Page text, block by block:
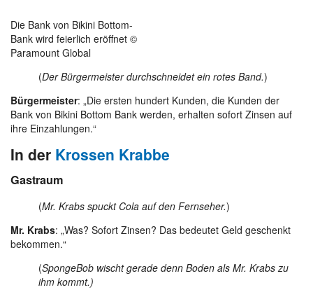
Die Bank von Bikini Bottom-
Bank wird feierlich eröffnet ©
Paramount Global
(Der Bürgermeister durchschneidet ein rotes Band.)
Bürgermeister: „Die ersten hundert Kunden, die Kunden der
Bank von Bikini Bottom Bank werden, erhalten sofort Zinsen auf
ihre Einzahlungen.“
In der Krossen Krabbe
Gastraum
(Mr. Krabs spuckt Cola auf den Fernseher.)
Mr. Krabs: „Was? Sofort Zinsen? Das bedeutet Geld geschenkt
bekommen.“
(SpongeBob wischt gerade denn Boden als Mr. Krabs zu
ihm kommt.)